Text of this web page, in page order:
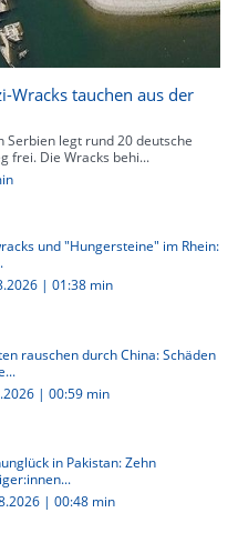
Wracks tauchen aus der
legt rund 20 deutsche
frei. Die Wracks behi...
und "Hungersteine" im Rhein:
| 01:38 min
rauschen durch China: Schäden
| 00:59 min
in Pakistan: Zehn
| 00:48 min